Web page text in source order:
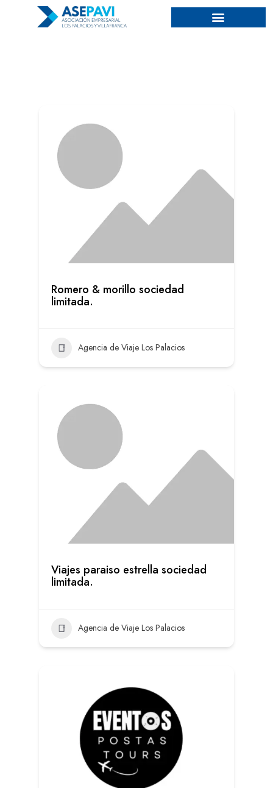
Romero & morillo sociedad
limitada.
Agencia de Viaje Los Palacios
Viajes paraiso estrella sociedad
limitada.
Agencia de Viaje Los Palacios